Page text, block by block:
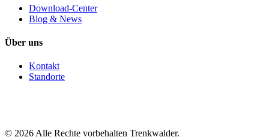
Download-Center
Blog & News
Über uns
Kontakt
Standorte
© 2026 Alle Rechte vorbehalten Trenkwalder.